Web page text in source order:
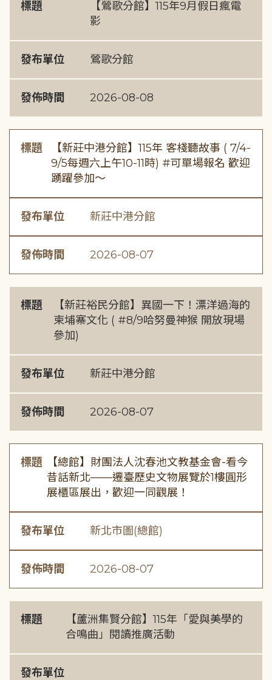
標題
【鶯歌分館】115年9月假日瘋電
影
發布單位 鶯歌分館
發佈時間 2026-08-08
標題
【新莊中港分館】115年 客棧聽故事 ( 7/4-
9/5每週六上午10-11時) #可單場報名 歡迎
踴躍參加～
發布單位 新莊中港分館
發佈時間 2026-08-07
標題
【新莊裕民分館】異國一下！漂洋過海的
柬埔寨文化 ( #8/9哈努曼神猴 開放現場
參加)
發布單位 新莊中港分館
發佈時間 2026-08-07
標題
【總館】財團法人沈春池文教基金會-看今
昔話新北——遷臺歷史文物展覽於1樓圓形
展櫃區展出，歡迎一同觀展！
發布單位 新北市圖(總館)
發佈時間 2026-08-07
標題
【蘆洲集賢分館】115年「愛與美學的
合鳴曲」閱讀推廣活動
發布單位